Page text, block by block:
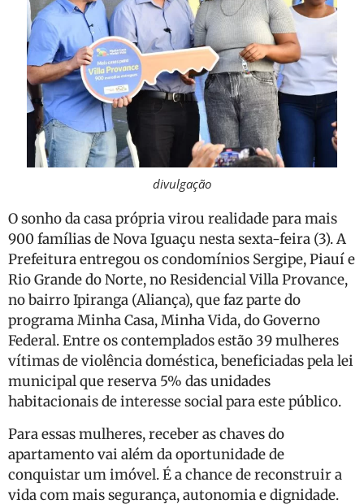
divulgação
O sonho da casa própria virou realidade para mais
900 famílias de Nova Iguaçu nesta sexta-feira (3). A
Prefeitura entregou os condomínios Sergipe, Piauí e
Rio Grande do Norte, no Residencial Villa Provance,
no bairro Ipiranga (Aliança), que faz parte do
programa Minha Casa, Minha Vida, do Governo
Federal. Entre os contemplados estão 39 mulheres
vítimas de violência doméstica, beneficiadas pela lei
municipal que reserva 5% das unidades
habitacionais de interesse social para este público.
Para essas mulheres, receber as chaves do
apartamento vai além da oportunidade de
conquistar um imóvel. É a chance de reconstruir a
vida com mais segurança, autonomia e dignidade.